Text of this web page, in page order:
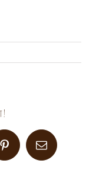
PinterestEmail